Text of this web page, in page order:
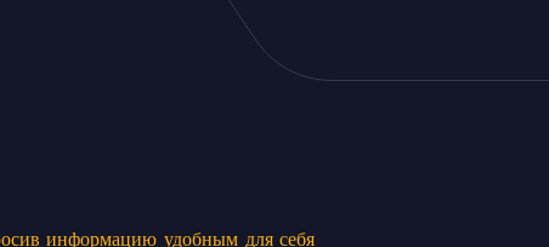
информацию удобным для себя